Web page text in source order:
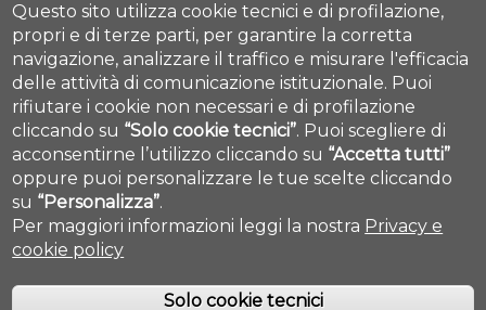
Albo Pretorio Online
Amministrazione Trasparente
Parla con noi
Mettiamoci la Faccia
Fatturazione elettronica
Cookie settings
Dove siamo
Mappa Campus Chieti
Questo sito utilizza cookie tecnici e di profilazione,
propri e di terze parti, per garantire la corretta
navigazione, analizzare il traffico e misurare l'efficacia
delle attività di comunicazione istituzionale. Puoi
rifiutare i cookie non necessari e di profilazione
cliccando su “Solo cookie tecnici”. Puoi scegliere di
acconsentirne l’utilizzo cliccando su “Accetta tutti”
oppure puoi personalizzare le tue scelte cliccando
su “Personalizza”.
Per maggiori informazioni leggi la nostra Privacy e
cookie policy
Solo cookie tecnici